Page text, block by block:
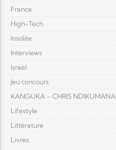
France
High-Tech
Insolite
Interviews
Israël
Jeu concours
KANGUKA – CHRIS NDIKUMANA
Lifestyle
Littérature
Livres